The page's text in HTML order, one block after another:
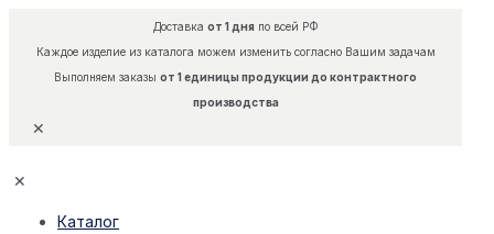
Доставка от 1 дняпо всей РФ
Каждое изделие из каталога можем изменить согласно Вашим задачам
Выполняем заказы от 1 единицы продукции до контрактного
производства
✕
✕
Каталог